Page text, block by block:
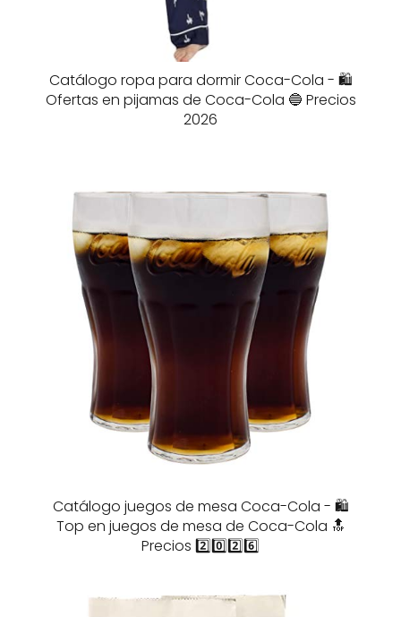
Catálogo ropa para dormir Coca-Cola - 🛍️
Ofertas en pijamas de Coca-Cola 🔵 Precios
2026
Catálogo juegos de mesa Coca-Cola - 🛍️
Top en juegos de mesa de Coca-Cola 🔝
Precios 2️⃣0️⃣2️⃣6️⃣